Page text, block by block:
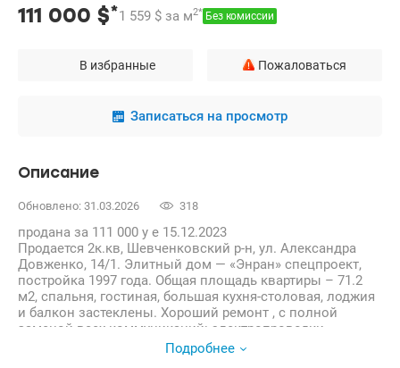
111 000 $*1 559 $ за м2* Без комиссии
В избранные Пожаловаться
Записаться на просмотр
Описание
Обновлено: 31.03.2026 318
продана за 111 000 у е 15.12.2023
Продается 2к.кв, Шевченковский р-н, ул. Александра
Довженко, 14/1. Элитный дом — «Энран» спецпроект,
постройка 1997 года. Общая площадь квартиры – 71.2
м2, спальня, гостиная, большая кухня-столовая, лоджия
и балкон застеклены. Хороший ремонт , с полной
заменой всех коммуникаций: электропроводки,
сантехники, радиаторов отопления, окон и дверей.
Подробнее